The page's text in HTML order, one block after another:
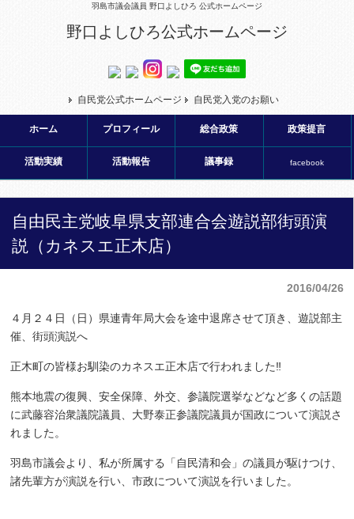
羽島市議会議員 野口よしひろ 公式ホームページ
野口よしひろ公式ホームページ
自民党公式ホームページ 自民党入党のお願い
ホーム プロフィール 総合政策 政策提言
活動実績 活動報告 議事録 facebook
自由民主党岐阜県支部連合会遊説部街頭演
説（カネスエ正木店）
2016/04/26
４月２４日（日）県連青年局大会を途中退席させて頂き、遊説部主
催、街頭演説へ
正木町の皆様お馴染のカネスエ正木店で行われました‼
熊本地震の復興、安全保障、外交、参議院選挙などなど多くの話題
に武藤容治衆議院議員、大野泰正参議院議員が国政について演説さ
れました。
羽島市議会より、私が所属する「自民清和会」の議員が駆けつけ、
諸先輩方が演説を行い、市政について演説を行いました。